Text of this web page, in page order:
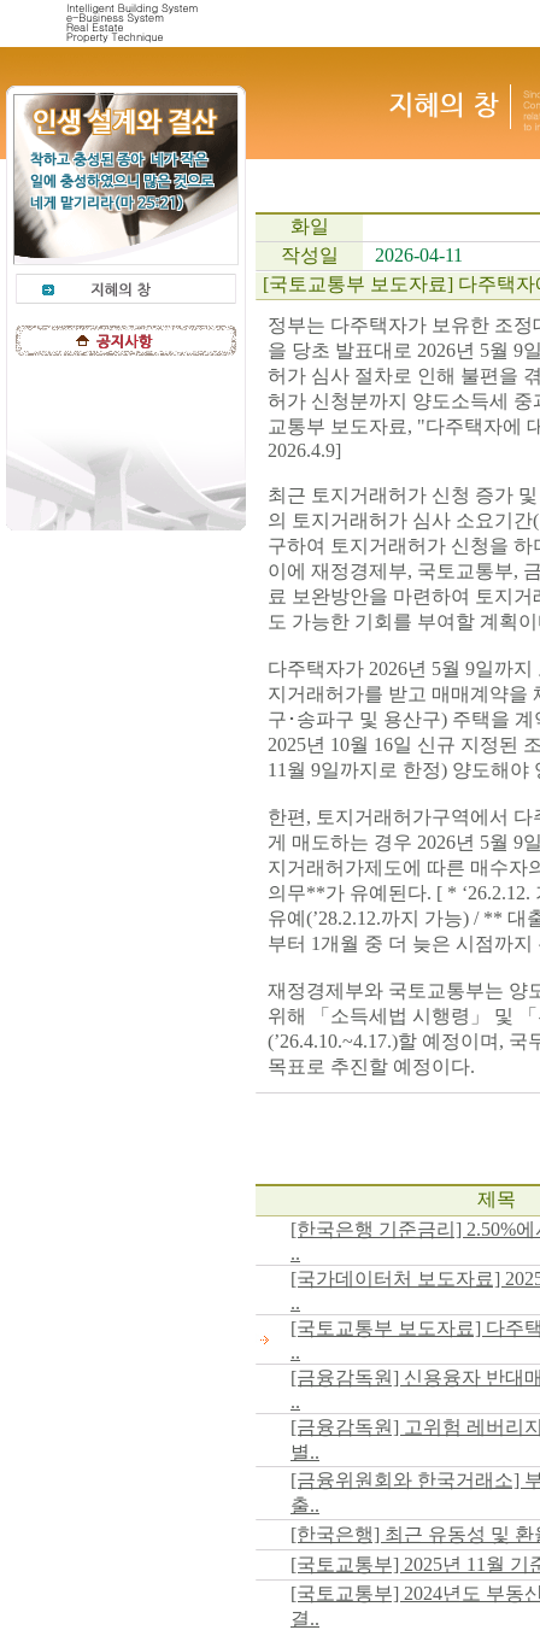
화일
작성일
2026-04-11
[국토교통부 보도자료] 다주택
정부는 다주택자가 보유한 조
을 당초 발표대로 2026년 5월 9
허가 심사 절차로 인해 불편을
허가 신청분까지 양도소득세
교통부 보도자료, "다주택자에
2026.4.9]
최근 토지거래허가 신청 증가
의 토지거래허가 심사 소요기
구하여 토지거래허가 신청을
이에 재정경제부, 국토교통부,
료 보완방안을 마련하여 토지
도 가능한 기회를 부여할 계획
다주택자가 2026년 5월 9일까
지거래허가를 받고 매매계약을
구･송파구 및 용산구) 주택을
2025년 10월 16일 신규 지정된
11월 9일까지로 한정) 양도해
한편, 토지거래허가구역에서
게 매도하는 경우 2026년 5월 9
지거래허가제도에 따른 매수자
의무**가 유예된다. [ *
유예(’28.2.12.까지 가능) / **
부터 1개월 중 더 늦은 시점까지
재정경제부와 국토교통부는 양
위해 「소득세법 시행령」 및
(’26.4.10.~4.17.)할 예정이며,
목표로 추진할 예정이다.
제목
[한국은행 기준금리] 2.50%에
..
[국가데이터처 보도자료]
..
[국토교통부 보도자료] 다주
..
[금융감독원] 신용융자 반대
..
[금융감독원] 고위험 레버리
별..
[금융위원회와 한국거래소]
출..
[한국은행] 최근 유동성 및
[국토교통부] 2025년 11월 기
[국토교통부] 2024년도 부동
결..